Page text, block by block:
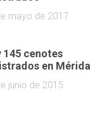
mayo de 2017
145 cenotes
en Mérida
junio de 2015